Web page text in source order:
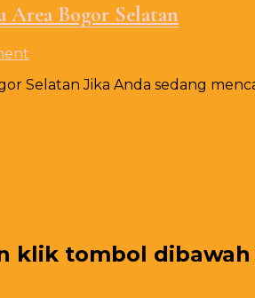
Area Bogor Selatan
Taplak
Selatan Jika Anda sedang
klik tombol dibawah